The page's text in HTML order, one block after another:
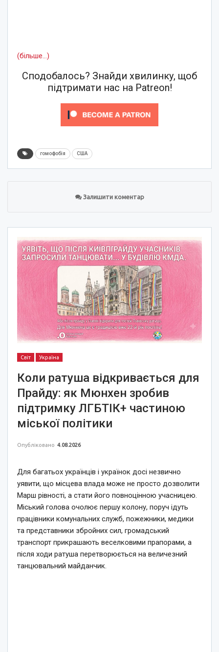
(більше…)
Сподобалось? Знайди хвилинку, щоб
підтримати нас на Patreon!
гомофобія США
Залишити коментар
Світ Україна
Коли ратуша відкривається для
Прайду: як Мюнхен зробив
підтримку ЛГБТІК+ частиною
міської політики
Опубліковано 4.08.2026
Для багатьох українців і українок досі незвично
уявити, що місцева влада може не просто дозволити
Марш рівності, а стати його повноцінною учасницею.
Міський голова очолює першу колону, поруч ідуть
працівники комунальних служб, пожежники, медики
та представники збройних сил, громадський
транспорт прикрашають веселковими прапорами, а
після ходи ратуша перетворюється на величезний
танцювальний майданчик.